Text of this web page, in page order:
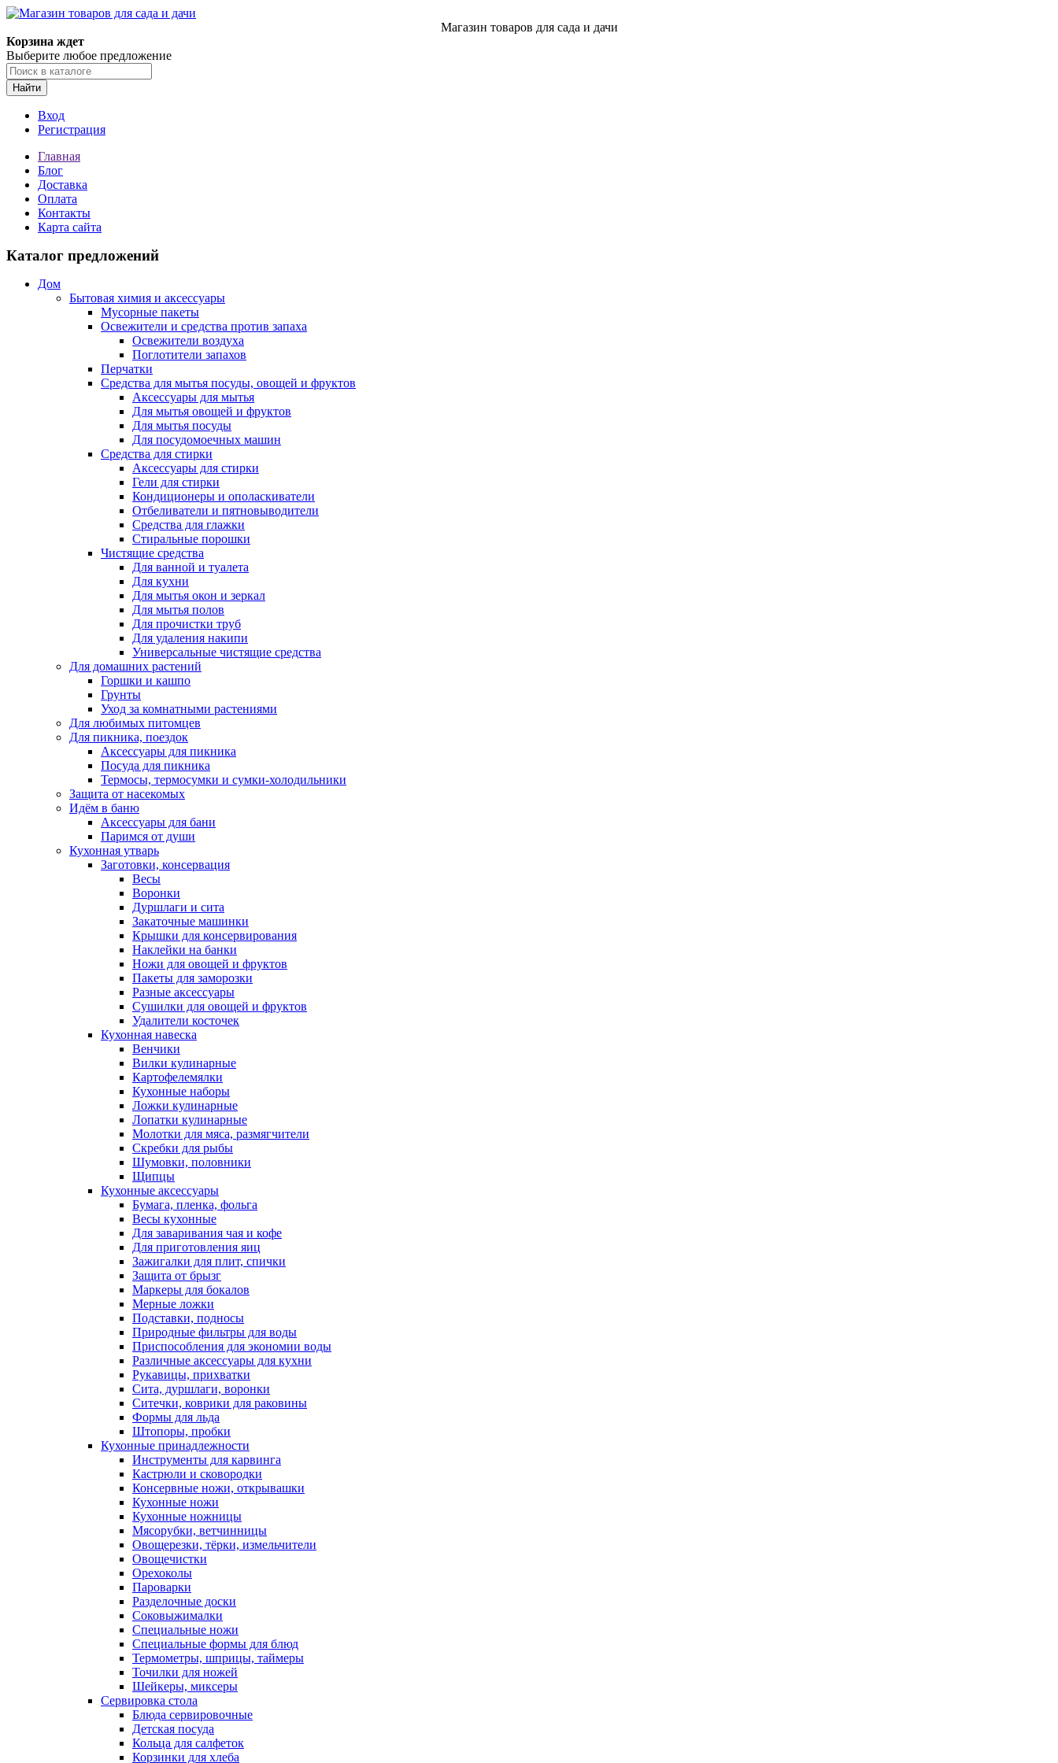
Магазин товаров для сада и дачи
Корзина ждет
Выберите любое предложение
Найти
Вход
Регистрация
Главная
Блог
Доставка
Оплата
Контакты
Карта сайта
Каталог предложений
Дом
Бытовая химия и аксессуары
Мусорные пакеты
Освежители и средства против запаха
Освежители воздуха
Поглотители запахов
Перчатки
Средства для мытья посуды, овощей и фруктов
Аксессуары для мытья
Для мытья овощей и фруктов
Для мытья посуды
Для посудомоечных машин
Средства для стирки
Аксессуары для стирки
Гели для стирки
Кондиционеры и ополаскиватели
Отбеливатели и пятновыводители
Средства для глажки
Стиральные порошки
Чистящие средства
Для ванной и туалета
Для кухни
Для мытья окон и зеркал
Для мытья полов
Для прочистки труб
Для удаления накипи
Универсальные чистящие средства
Для домашних растений
Горшки и кашпо
Грунты
Уход за комнатными растениями
Для любимых питомцев
Для пикника, поездок
Аксессуары для пикника
Посуда для пикника
Термосы, термосумки и сумки-холодильники
Защита от насекомых
Идём в баню
Аксессуары для бани
Паримся от души
Кухонная утварь
Заготовки, консервация
Весы
Воронки
Дуршлаги и сита
Закаточные машинки
Крышки для консервирования
Наклейки на банки
Ножи для овощей и фруктов
Пакеты для заморозки
Разные аксессуары
Сушилки для овощей и фруктов
Удалители косточек
Кухонная навеска
Венчики
Вилки кулинарные
Картофелемялки
Кухонные наборы
Ложки кулинарные
Лопатки кулинарные
Молотки для мяса, размягчители
Скребки для рыбы
Шумовки, половники
Щипцы
Кухонные аксессуары
Бумага, пленка, фольга
Весы кухонные
Для заваривания чая и кофе
Для приготовления яиц
Зажигалки для плит, спички
Защита от брызг
Маркеры для бокалов
Мерные ложки
Подставки, подносы
Природные фильтры для воды
Приспособления для экономии воды
Различные аксессуары для кухни
Рукавицы, прихватки
Сита, дуршлаги, воронки
Ситечки, коврики для раковины
Формы для льда
Штопоры, пробки
Кухонные принадлежности
Инструменты для карвинга
Кастрюли и сковородки
Консервные ножи, открывашки
Кухонные ножи
Кухонные ножницы
Мясорубки, ветчинницы
Овощерезки, тёрки, измельчители
Овощечистки
Орехоколы
Пароварки
Разделочные доски
Соковыжималки
Специальные ножи
Специальные формы для блюд
Термометры, шприцы, таймеры
Точилки для ножей
Шейкеры, миксеры
Сервировка стола
Блюда сервировочные
Детская посуда
Кольца для салфеток
Корзинки для хлеба